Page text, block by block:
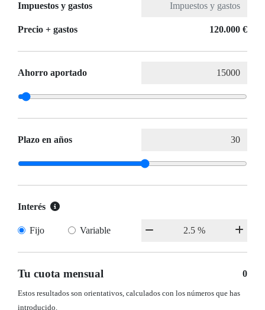
Impuestos y gastos
Precio + gastos 120.000 €
Ahorro aportado
Plazo en años
Interés
Fijo Variable
Tu cuota mensual 0
Estos resultados son orientativos, calculados con los números que has
introducido.